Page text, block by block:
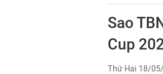
Sao
Cup
Thứ Hai 18/